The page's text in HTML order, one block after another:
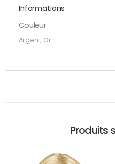
Informations
Couleur
Argent, Or
Produits